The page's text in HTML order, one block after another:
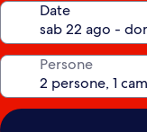
Date
Persone